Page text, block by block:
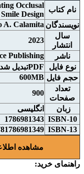
نام کتاب
Occlusal
Design
نويسندگان A. Calamita
سال
انتشار
2023
ناشر
Publishing
نوع فايل
PDFتبدیل شده + epub
حجم فايل 600MB
تعداد
صفحات
900
زبان
انگلیسی
ISBN-10
1786981343
ISBN-13
978-1786981349
مشاهده
راهنمای خرید: